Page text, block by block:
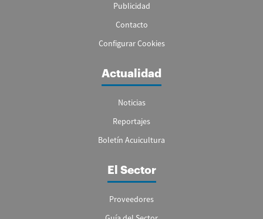
Publicidad
Contacto
Configurar Cookies
Actualidad
Noticias
Reportajes
Boletín Acuicultura
El Sector
Proveedores